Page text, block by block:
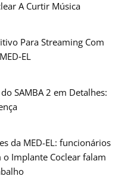
A Curtir Música
Para Streaming Com
SAMBA 2 em Detalhes:
da MED-EL: funcionários
Implante Coclear falam